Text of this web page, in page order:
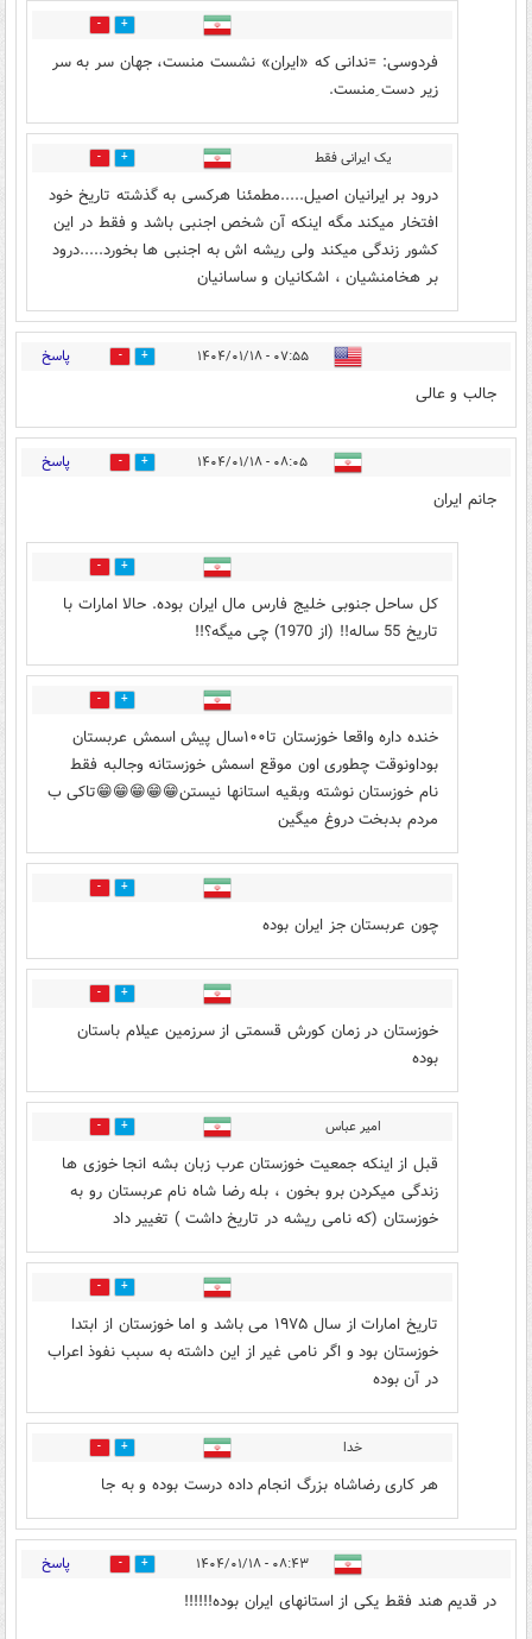
8
فردوسی: =ندانی که «ایران» نشست منست، جهان سر به سر
زیر دست ِمنست.
یک ایرانی فقط 1
درود بر ایرانیان اصیل.....مطمئنا هرکسی به گذشته تاریخ خود
افتخار میکند مگه اینکه آن شخص اجنبی باشد و فقط در این
کشور زندگی میکند ولی ریشه اش به اجنبی ها بخورد.....درود
بر هخامنشیان ، اشکانیان و ساسانیان
۰۷:۵۵ - ۱۴۰۴/۰۱/۱۸ 25 پاسخ
جالب و عالی
۰۸:۰۵ - ۱۴۰۴/۰۱/۱۸ 34 پاسخ
جانم ایران
59
کل ساحل جنوبی خلیج فارس مال ایران بوده. حالا امارات با
تاریخ 55 ساله!! (از 1970) چی میگه؟!!
55
خنده داره واقعا خوزستان تا۱۰۰سال پیش اسمش عربستان
بوداونوقت چطوری اون موقع اسمش خوزستانه وجالبه فقط
نام خوزستان نوشته وبقیه استانها نیستن😁😁😁😁😁تاکی ب
مردم بدبخت دروغ میگین
23
چون عربستان جز ایران بوده
16
خوزستان در زمان کورش قسمتی از سرزمین عیلام باستان
بوده
امیر عباس 27
قبل از اینکه جمعیت خوزستان عرب زبان بشه انجا خوزی ها
زندگی میکردن برو بخون ، بله رضا شاه نام عربستان رو به
خوزستان (که نامی ریشه در تاریخ داشت ) تغییر داد
13
تاریخ امارات از سال ۱۹۷۵ می باشد و اما خوزستان از ابتدا
خوزستان بود و اگر نامی غیر از این داشته به سبب نفوذ اعراب
در آن بوده
خدا 8
هر کاری رضاشاه بزرگ انجام داده درست بوده و به جا
۰۸:۴۳ - ۱۴۰۴/۰۱/۱۸ 19 پاسخ
در قدیم هند فقط یکی از استانهای ایران بوده!!!!!!